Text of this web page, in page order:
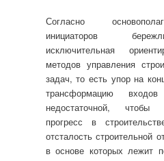
Согласно
инициаторов
исключительная
методов управления
задач, то есть упор на
трансформацию
недостаточной, чтобы
прогресс в
отсталость строительной
в основе которых лежит